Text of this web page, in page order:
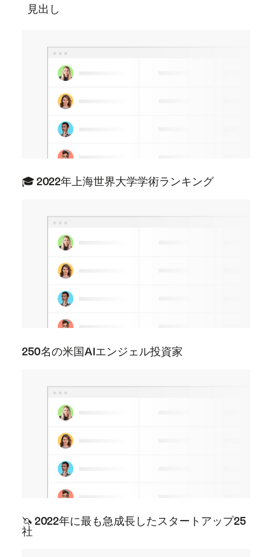
見出し
🎓 2022年上海世界大学学術ランキング
250名の米国AIエンジェル投資家
🦄️ 2022年に最も急成長したスタートアップ25
社